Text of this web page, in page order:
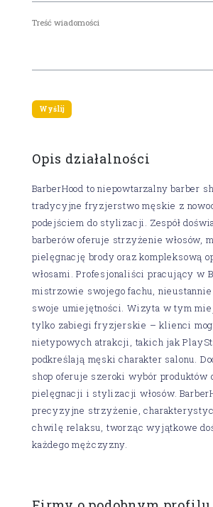
Opis działalności
BarberHood to niepowtarzalny barber
tradycyjne fryzjerstwo męskie z
podejściem do stylizacji. Zespół
barberów oferuje strzyżenie włosów,
pielęgnację brody oraz kompleksową
włosami. Profesjonaliści pracujący w
mistrzowie swojego fachu,
swoje umiejętności. Wizyta w tym
tylko zabiegi fryzjerskie – klienci
nietypowych atrakcji, takich jak
podkreślają męski charakter salonu.
shop oferuje szeroki wybór produktów
pielęgnacji i stylizacji włosów.
precyzyjne strzyżenie,
chwilę relaksu, tworząc wyjątkowe
każdego mężczyzny.